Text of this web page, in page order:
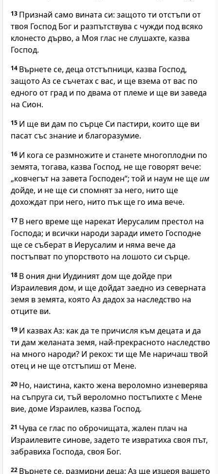
13 Признай само вината си: защото ти отстъпи от
твоя Господ Бог и разпътствува с чужди под всяко
клонесто дърво, а Моя глас не слушахте, казва
Господ.
14 Върнете се, деца отстъпници, казва Господ,
защото Аз се съчетах с вас, и ще взема от вас по
едного от град и по двама от племе и ще ви заведа
на Сион.
15 И ще ви дам по сърце Си пастири, които ще ви
пасат със знание и благоразумие.
16 И кога се размножите и станете многоплодни по
земята, тогава, казва Господ, не ще говорят вече:
„ковчегът на завета Господен“; той и наум не щеим
дойде, и не ще си спомнят за него, нито ще
дохождат при него, нито пък ще го има вече.
17 В него време ще нарекат Иерусалим престол на
Господа; и всички народи заради името Господне
ще се съберат в Иерусалим и няма вече да
постъпват по упорството на лошото си сърце.
18 В ония дни Иудиният дом ще дойде при
Израилевия дом, и ще дойдат заедно из северната
земя в земята, която Аз дадох за наследство на
отците ви.
19 И казвах Аз: как да те причисля към децата и да
ти дам желаната земя, най-прекрасното наследство
на много народи? И рекох: ти ще Ме наричаш твой
отец и не ще отстъпиш от Мене.
20 Но, наистина, както жена вероломно изневерява
на съпруга си, тъй вероломно постъпихте с Мене
вие, доме Израилев, казва Господ.
21 Чува се глас по оброчищата, жален плач на
Израилевите синове, задето те извратиха своя път,
забравиха Господа, своя Бог.
22 Върнете се, размирни деца: Аз ще изцеря вашето